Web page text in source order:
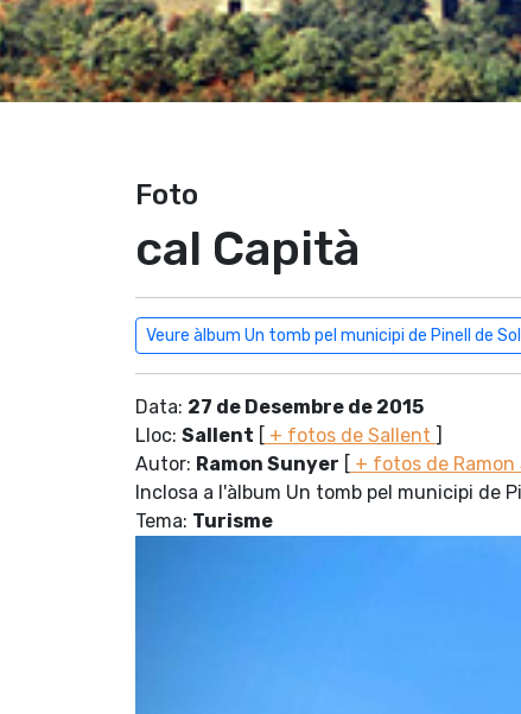
Foto
cal Capità
Veure àlbum Un tomb pel municipi de Pinell de
Data: 27 de Desembre de 2015
Lloc: Sallent [ + fotos de Sallent ]
Autor: Ramon Sunyer [ + fotos de Ramon
Inclosa a l'àlbum Un tomb pel municipi de
Tema: Turisme